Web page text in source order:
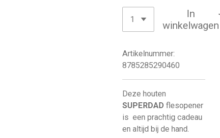
In
winkelwagen
Artikelnummer:
8785285290460
Deze houten
SUPERDAD flesopener
is een prachtig cadeau
en altijd bij de hand.